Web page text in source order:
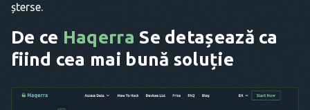
șterse.
De ce Haqerra Se detașează ca
fiind cea mai bună soluție